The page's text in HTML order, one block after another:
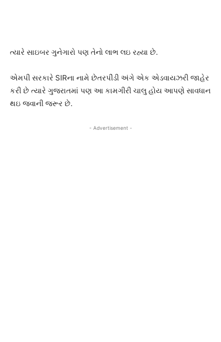
ત્યારે સાઇબર ગુનેગારો પણ તેનો લાભ લઇ રહ્યા છે.
એમપી સરકારે SIRના નામે છેતરપીંડી અંગે એક એડવાયઝરી જાહેર
કરી છે ત્યારે ગુજરાતમાં પણ આ કામગીરી ચાલુ હોય આપણે સાવધાન
થઇ જવાની જરૂર છે.
- Advertisement -